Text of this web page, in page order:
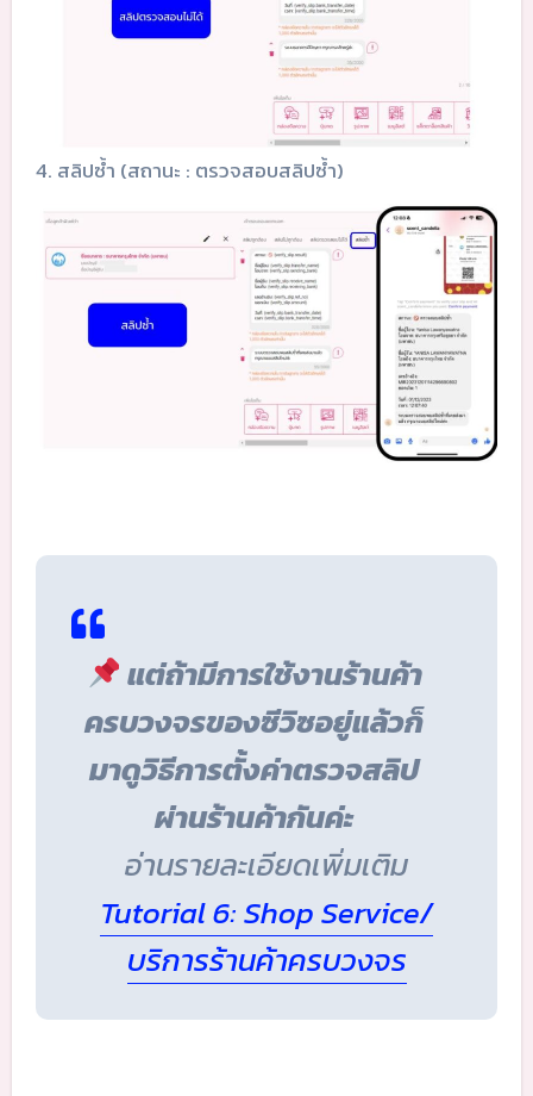
4. สลิปซ้ำ (สถานะ : ตรวจสอบสลิปซ้ำ)
แต่ถ้ามีการใช้งานร้านค้า
ครบวงจรของซีวิซอยู่แล้วก็
มาดูวิธีการตั้งค่าตรวจสลิป
ผ่านร้านค้ากันค่ะ
อ่านรายละเอียดเพิ่มเติม
Tutorial 6: Shop Service/
บริการร้านค้าครบวงจร